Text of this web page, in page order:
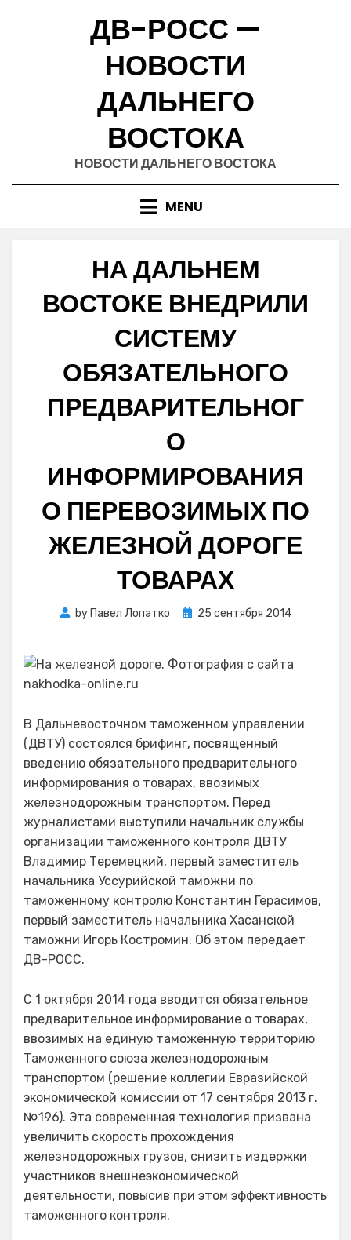
ДВ-РОСС —
НОВОСТИ
ДАЛЬНЕГО
ВОСТОКА
НОВОСТИ ДАЛЬНЕГО ВОСТОКА
MENU
НА ДАЛЬНЕМ
ВОСТОКЕ ВНЕДРИЛИ
СИСТЕМУ
ОБЯЗАТЕЛЬНОГО
ПРЕДВАРИТЕЛЬНОГ
О
ИНФОРМИРОВАНИЯ
О ПЕРЕВОЗИМЫХ ПО
ЖЕЛЕЗНОЙ ДОРОГЕ
ТОВАРАХ
by Павел Лопатко
Posted
25 сентября 2014
В Дальневосточном таможенном управлении
(ДВТУ) состоялся брифинг, посвященный
введению обязательного предварительного
информирования о товарах, ввозимых
железнодорожным транспортом. Перед
журналистами выступили начальник службы
организации таможенного контроля ДВТУ
Владимир Теремецкий, первый заместитель
начальника Уссурийской таможни по
таможенному контролю Константин Герасимов,
первый заместитель начальника Хасанской
таможни Игорь Костромин. Об этом передает
ДВ-РОСС.
С 1 октября 2014 года вводится обязательное
предварительное информирование о товарах,
ввозимых на единую таможенную территорию
Таможенного союза железнодорожным
транспортом (решение коллегии Евразийской
экономической комиссии от 17 сентября 2013 г.
№196). Эта современная технология призвана
увеличить скорость прохождения
железнодорожных грузов, снизить издержки
участников внешнеэкономической
деятельности, повысив при этом эффективность
таможенного контроля.